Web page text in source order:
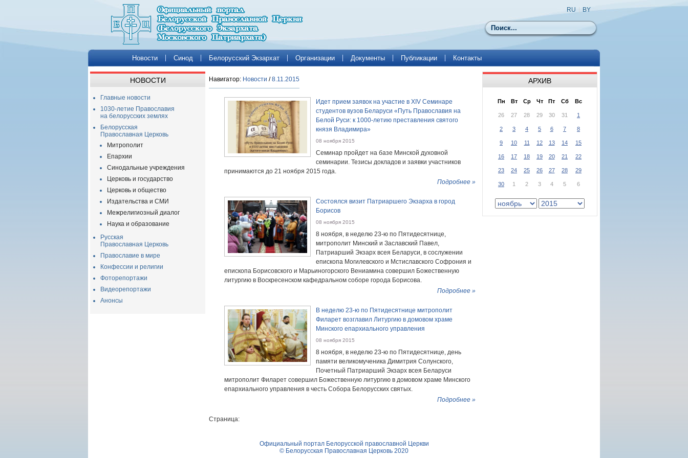
Поиск
RU BY
Новости Синод Белорусский Экзархат Организации Документы Публикации Контакты
НОВОСТИ
Главные новости
1030-летие Православия
на белорусских землях
Белорусская
Православная Церковь
Митрополит
Епархии
Синодальные учреждения
Церковь и государство
Церковь и общество
Издательства и СМИ
Межрелигиозный диалог
Наука и образование
Русская
Православная Церковь
Православие в мире
Конфессии и религии
Фоторепортажи
Видеорепортажи
Анонсы
Навигатор: Новости /8.11.2015
Идет прием заявок на участие в XIV Семинаре
студентов вузов Беларуси «Путь Православия на
Белой Руси: к 1000-летию преставления святого
князя Владимира»
08 ноября 2015
Семинар пройдет на базе Минской духовной
семинарии. Тезисы докладов и заявки участников
принимаются до 21 ноября 2015 года.
Подробнее »
Состоялся визит Патриаршего Экзарха в город
Борисов
08 ноября 2015
8 ноября, в неделю 23-ю по Пятидесятнице,
митрополит Минский и Заславский Павел,
Патриарший Экзарх всея Беларуси, в сослужении
епископа Могилевского и Мстиславского Софрония и
епископа Борисовского и Марьиногорского Вениамина совершил Божественную
литургию в Воскресенском кафедральном соборе города Борисова.
Подробнее »
В неделю 23-ю по Пятидесятнице митрополит
Филарет возглавил Литургию в домовом храме
Минского епархиального управления
08 ноября 2015
8 ноября, в неделю 23-ю по Пятидесятнице, день
памяти великомученика Димитрия Солунского,
Почетный Патриарший Экзарх всея Беларуси
митрополит Филарет совершил Божественную литургию в домовом храме Минского
епархиального управления в честь Собора Белорусских святых.
Подробнее »
Страница:
АРХИВ
Пн Вт Ср Чт Пт Сб Вс
26 27 28 29 30 31 1
2 3 4 5 6 7 8
9 10 11 12 13 14 15
16 17 18 19 20 21 22
23 24 25 26 27 28 29
30 1 2 3 4 5 6
Официальный портал Белорусской православной Церкви
© Белорусская Православная Церковь 2020